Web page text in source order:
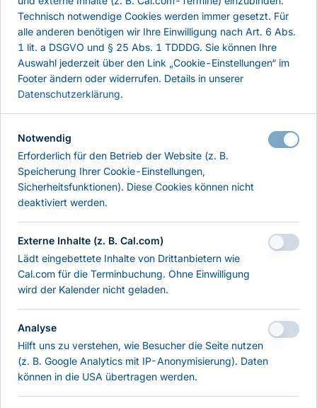
404 — Seite nicht
gefunden
Die angeforderte URL existiert nicht (mehr).
Zur Startseite
Technisch notwendige Cookies werden immer gesetzt. Für
alle anderen benötigen wir Ihre Einwilligung nach Art. 6 Abs.
1 lit. a DSGVO und § 25 Abs. 1 TDDDG. Sie können Ihre
Auswahl jederzeit über den Link „Cookie-Einstellungen“ im
Footer ändern oder widerrufen. Details in unserer
Datenschutzerklärung.
Notwendig
Erforderlich für den Betrieb der Website (z. B.
Speicherung Ihrer Cookie-Einstellungen,
Sicherheitsfunktionen). Diese Cookies können nicht
deaktiviert werden.
Externe Inhalte (z. B. Cal.com)
Lädt eingebettete Inhalte von Drittanbietern wie
Cal.com für die Terminbuchung. Ohne Einwilligung
wird der Kalender nicht geladen.
Analyse
Hilft uns zu verstehen, wie Besucher die Seite nutzen
(z. B. Google Analytics mit IP-Anonymisierung). Daten
können in die USA übertragen werden.